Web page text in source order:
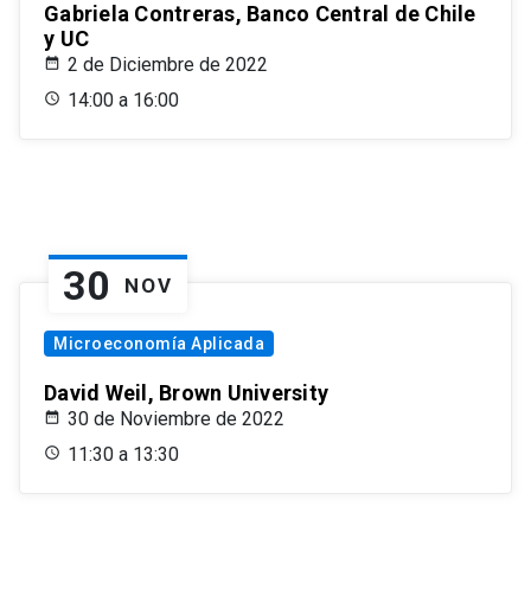
Gabriela Contreras, Banco Central de Chile
y UC
2 de Diciembre de 2022
14:00 a 16:00
30 NOV
Microeconomía Aplicada
David Weil, Brown University
30 de Noviembre de 2022
11:30 a 13:30